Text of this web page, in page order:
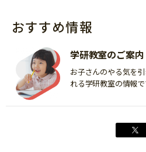
おすすめ情報
学研教室のご案内
お子さんのやる気を
れる学研教室の情報で